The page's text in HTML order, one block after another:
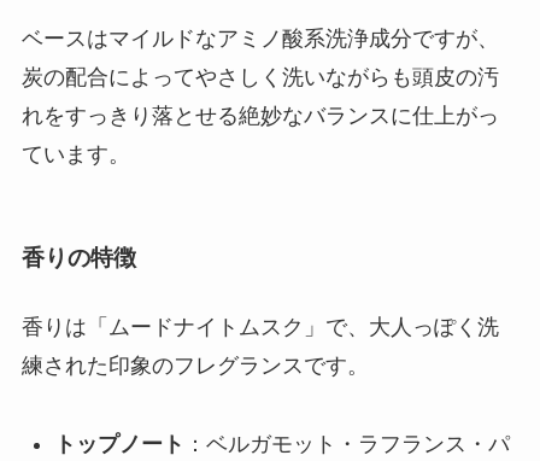
ベースはマイルドなアミノ酸系洗浄成分ですが、
炭の配合によってやさしく洗いながらも頭皮の汚
れをすっきり落とせる絶妙なバランスに仕上がっ
ています。
香りの特徴
香りは「ムードナイトムスク」で、大人っぽく洗
練された印象のフレグランスです。
トップノート ：ベルガモット・ラフランス・パ